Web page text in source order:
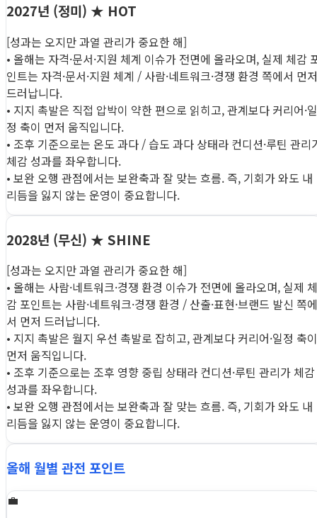
2027년 (정미) ★ HOT
[성과는 오지만 과열 관리가 중요한 해]
• 올해는 자격·문서·지원 체계 이슈가 전면에 올라오며, 실제 체감
인트는 자격·문서·지원 체계 / 사람·네트워크·경쟁 환경 쪽에서 먼저
드러납니다.
• 지지 촉발은 직접 압박이 약한 편으로 읽히고, 관계보다 커리어·일
정 축이 먼저 움직입니다.
• 조후 기준으로는 온도 과다 / 습도 과다 상태라 컨디션·루틴 관리
체감 성과를 좌우합니다.
• 보완 오행 관점에서는 보완축과 잘 맞는 흐름. 즉, 기회가 와도 내
리듬을 잃지 않는 운영이 중요합니다.
2028년 (무신) ★ SHINE
[성과는 오지만 과열 관리가 중요한 해]
• 올해는 사람·네트워크·경쟁 환경 이슈가 전면에 올라오며, 실제 체
감 포인트는 사람·네트워크·경쟁 환경 / 산출·표현·브랜드 발신 쪽에
서 먼저 드러납니다.
• 지지 촉발은 월지 우선 촉발로 잡히고, 관계보다 커리어·일정 축이
먼저 움직입니다.
• 조후 기준으로는 조후 영향 중립 상태라 컨디션·루틴 관리가 체감
성과를 좌우합니다.
• 보완 오행 관점에서는 보완축과 잘 맞는 흐름. 즉, 기회가 와도 내
리듬을 잃지 않는 운영이 중요합니다.
올해 월별 관전 포인트
💼